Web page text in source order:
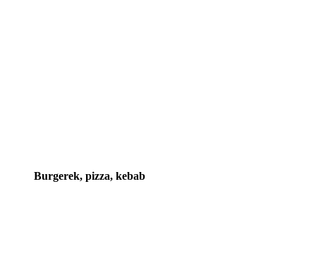
Burgerek, pizza, kebab